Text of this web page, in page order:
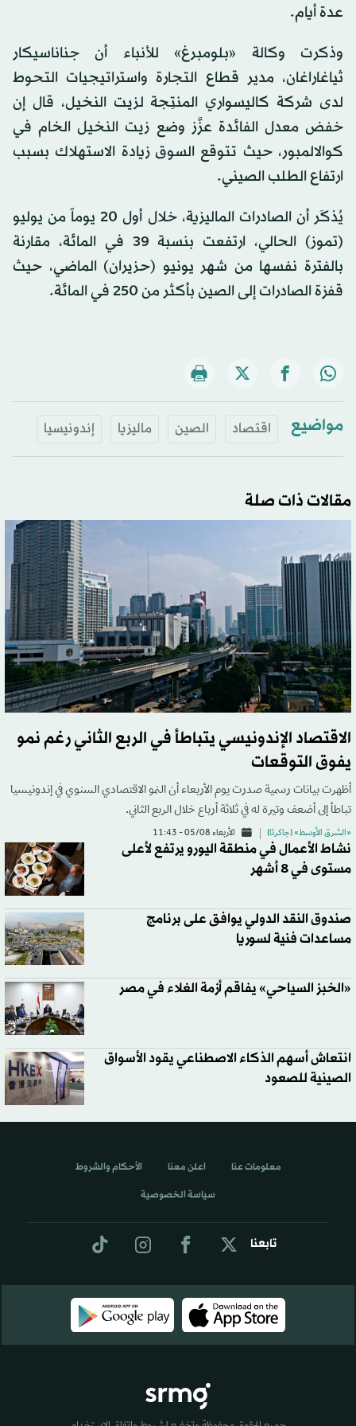
عدة أيام.
وذكرت وكالة «بلومبرغ» للأنباء أن جناناسيكار
ثياغاراغان، مدير قطاع التجارة واستراتيجيات التحوط
لدى شركة كاليسواري المنتِجة لزيت النخيل، قال إن
خفض معدل الفائدة عزَّز وضع زيت النخيل الخام في
كوالالمبور، حيث تتوقع السوق زيادة الاستهلاك بسبب
ارتفاع الطلب الصيني.
يُذكَر أن الصادرات الماليزية، خلال أول 20 يوماً من يوليو
(تموز) الحالي، ارتفعت بنسبة 39 في المائة، مقارنة
بالفترة نفسها من شهر يونيو (حزيران) الماضي، حيث
قفزة الصادرات إلى الصين بأكثر من 250 في المائة.
مواضيع اقتصاد الصين ماليزيا إندونيسيا
مقالات ذات صلة
الاقتصاد الإندونيسي يتباطأ في الربع الثاني رغم نمو
يفوق التوقعات
أظهرت بيانات رسمية صدرت يوم الأربعاء أن النمو الاقتصادي السنوي في إندونيسيا
تباطأ إلى أضعف وتيرة له في ثلاثة أرباع خلال الربع الثاني.
«الشرق الأوسط» (جاكرتا) الأربعاء 05/08 - 11:43
نشاط الأعمال في منطقة اليورو يرتفع لأعلى
مستوى في 8 أشهر
صندوق النقد الدولي يوافق على برنامج
مساعدات فنية لسوريا
«الخبز السياحي» يفاقم أزمة الغلاء في مصر
انتعاش أسهم الذكاء الاصطناعي يقود الأسواق
الصينية للصعود
تابعنا
معلومات عنا اعلن معنا الأحكام والشروط
سياسة الخصوصية